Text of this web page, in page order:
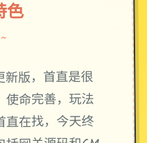
色
版，首直是很
使命完善，玩法
在找，今天终